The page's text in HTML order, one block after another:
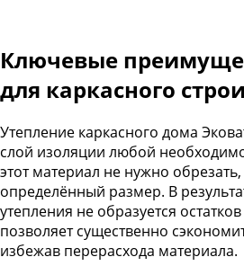
Ключевые
для каркасного
Утепление каркасного дома
слой изоляции любой
этот материал не нужно
определённый размер. В
утепления не образуется
позволяет существенно
избежав перерасхода материала.